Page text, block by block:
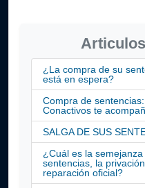
¿La compra de su
está en espera?
Compra de
Conactivos te
SALGA DE SUS
¿Cuál es la
sentencias, la
reparación oficial?